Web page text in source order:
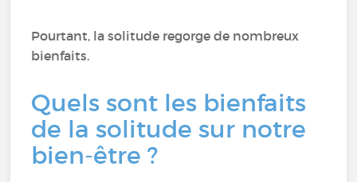
Pourtant, la solitude regorge de nombreux
bienfaits.
Quels sont les bienfaits
de la solitude sur notre
bien-être ?